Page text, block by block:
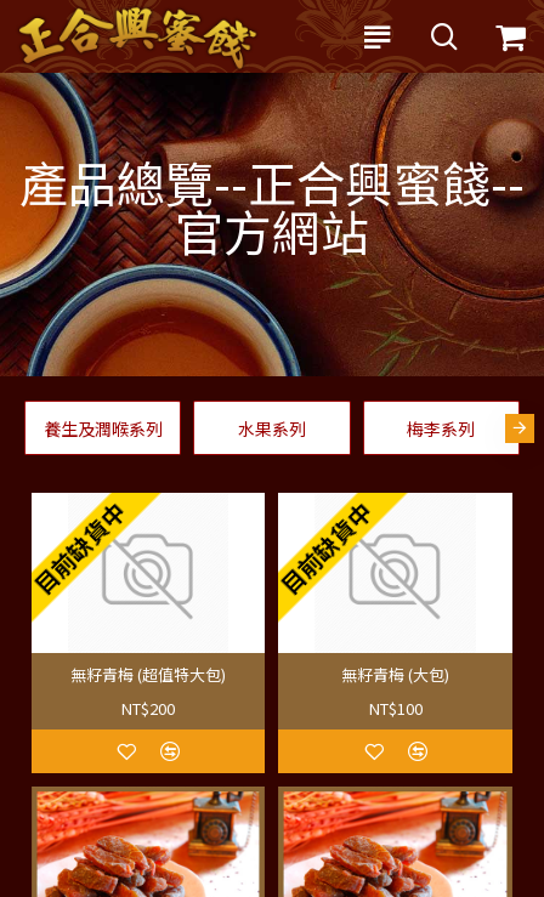
產品總覽--正合興蜜餞--
官方網站
養生及潤喉系列 水果系列 梅李系列
目前缺貨中
無籽青梅 (超值特大包)
NT$200
目前缺貨中
無籽青梅 (大包)
NT$100